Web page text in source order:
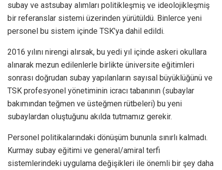
subay ve astsubay alımları politikleşmiş ve ideolojikleşmiş
bir referanslar sistemi üzerinden yürütüldü. Binlerce yeni
personel bu sistem içinde TSK’ya dahil edildi.
2016 yılını nirengi alırsak, bu yedi yıl içinde askeri okullara
alınarak mezun edilenlerle birlikte üniversite eğitimleri
sonrası doğrudan subay yapılanların sayısal büyüklüğünü ve
TSK profesyonel yönetiminin icracı tabanının (subaylar
bakımından teğmen ve üsteğmen rütbeleri) bu yeni
subaylardan oluştuğunu akılda tutmamız gerekir.
Personel politikalarındaki dönüşüm bununla sınırlı kalmadı.
Kurmay subay eğitimi ve general/amiral terfi
sistemlerindeki uygulama değişikleri ile önemli bir şey daha